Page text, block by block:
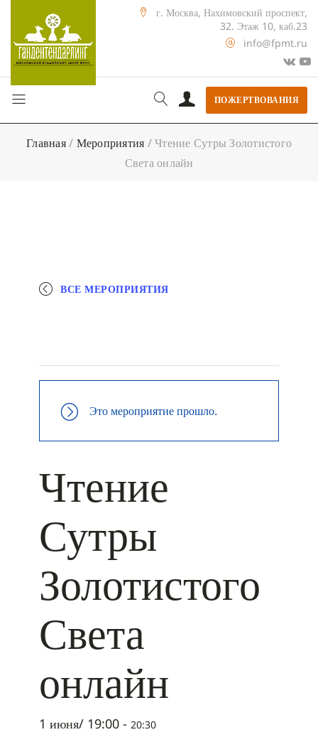
г. Москва, Нахимовский проспект,
32. Этаж 10, каб.23
info@fpmt.ru
ПОЖЕРТВОВАНИЯ
Главная/ Мероприятия /Чтение Сутры Золотистого
Света онлайн
ВСЕ МЕРОПРИЯТИЯ
Это мероприятие прошло.
Чтение
Сутры
Золотистого
Света
онлайн
1 июня/ 19:00 - 20:30